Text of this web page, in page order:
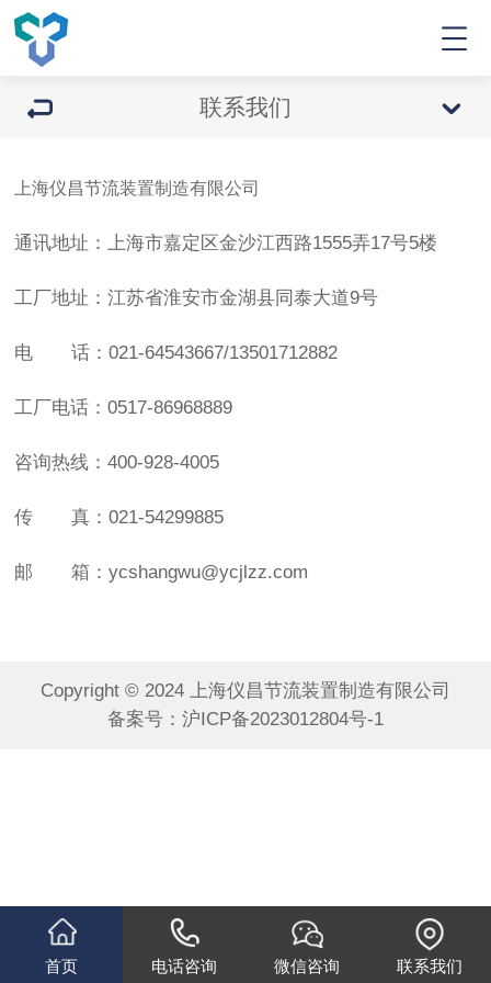
联系我们
上海仪昌节流装置制造有限公司
通讯地址：上海市嘉定区金沙江西路1555弄17号5楼
工厂地址 ：江苏省淮安市金湖县同泰大道9号
电 话 ：021-64543667/13501712882
工厂电话 ：0517-86968889
咨询热线 ：400-928-4005
传 真：021-54299885
邮 箱 ：ycshangwu@ycjlzz.com
Copyright © 2024 上海仪昌节流装置制造有限公司
备案号： 沪ICP备2023012804号-1
首页 电话咨询 微信咨询 联系我们